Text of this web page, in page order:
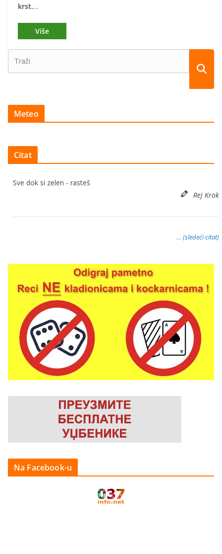
krst.…
Meteo
Citat
Sve dok si zelen - rasteš
Rej Krok
… (sledeći citat)
Na Facebook-u